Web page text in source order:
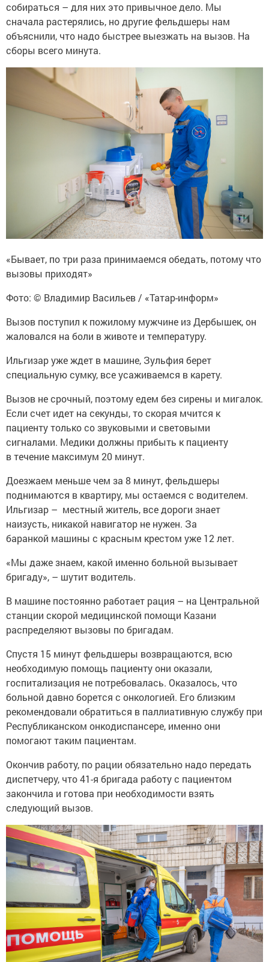
собираться – для них это привычное дело. Мы
сначала растерялись, но другие фельдшеры нам
объяснили, что надо быстрее выезжать на вызов. На
сборы всего минута.
«Бывает, по три раза принимаемся обедать, потому что
вызовы приходят»
Фото: © Владимир Васильев / «Татар-информ»
Вызов поступил к пожилому мужчине из Дербышек, он
жаловался на боли в животе и температуру.
Ильгизар уже ждет в машине, Зульфия берет
специальную сумку, все усаживаемся в карету.
Вызов не срочный, поэтому едем без сирены и мигалок.
Если счет идет на секунды, то скорая мчится к
пациенту только со звуковыми и световыми
сигналами. Медики должны прибыть к пациенту
в течение максимум 20 минут.
Доезжаем меньше чем за 8 минут, фельдшеры
поднимаются в квартиру, мы остаемся с водителем.
Ильгизар – местный житель, все дороги знает
наизусть, никакой навигатор не нужен. За
баранкой машины с красным крестом уже 12 лет.
«Мы даже знаем, какой именно больной вызывает
бригаду», – шутит водитель.
В машине постоянно работает рация – на Центральной
станции скорой медицинской помощи Казани
распределяют вызовы по бригадам.
Спустя 15 минут фельдшеры возвращаются, всю
необходимую помощь пациенту они оказали,
госпитализация не потребовалась. Оказалось, что
больной давно борется с онкологией. Его близким
рекомендовали обратиться в паллиативную службу при
Республиканском онкодиспансере, именно они
помогают таким пациентам.
Окончив работу, по рации обязательно надо передать
диспетчеру, что 41-я бригада работу с пациентом
закончила и готова при необходимости взять
следующий вызов.